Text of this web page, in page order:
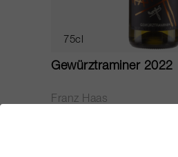
75cl
Gewürztraminer 2022
Franz Haas